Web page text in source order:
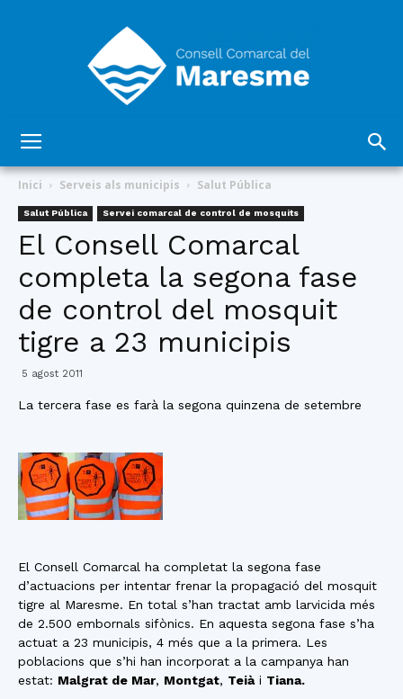
Comarcal
del
Maresme
Inici Serveis als municipis Salut Pública
Salut Pública Servei comarcal de control de mosquits
El Consell Comarcal
completa la segona fase
de control del mosquit
tigre a 23 municipis
5 agost 2011
La tercera fase es farà la segona quinzena de setembre
El Consell Comarcal ha completat la segona fase
d’actuacions per intentar frenar la propagació del mosquit
tigre al Maresme. En total s’han tractat amb larvicida més
de 2.500 embornals sifònics. En aquesta segona fase s’ha
actuat a 23 municipis, 4 més que a la primera. Les
poblacions que s’hi han incorporat a la campanya han
estat: Malgrat de Mar, Montgat, Teiài Tiana.